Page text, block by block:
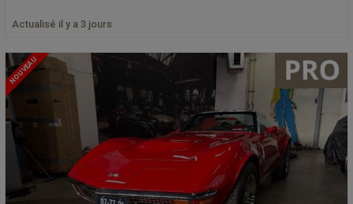
Actualisé il y a 3 jours
NOUVEAU